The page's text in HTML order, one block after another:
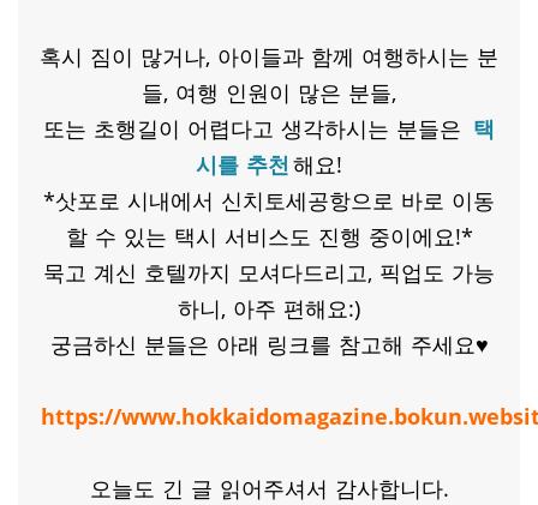
​혹시 짐이 많거나, 아이들과 함께 여행하시는 분
들, 여행 인원이 많은 분들,
또는 초행길이 어렵다고 생각하시는 분들은 택
시를 추천 해요!
*삿포로 시내에서 신치토세공항으로 바로 이동
할 수 있는 택시 서비스도 진행 중이에요!*
묵고 계신 호텔까지 모셔다드리고, 픽업도 가능
하니, 아주 편해요:)
궁금하신 분들은 아래 링크를 참고해 주세요♥
https://
오늘도 긴 글 읽어주셔서 감사합니다.